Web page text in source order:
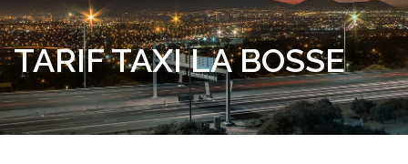
TARIF TAXI LA BOSSE